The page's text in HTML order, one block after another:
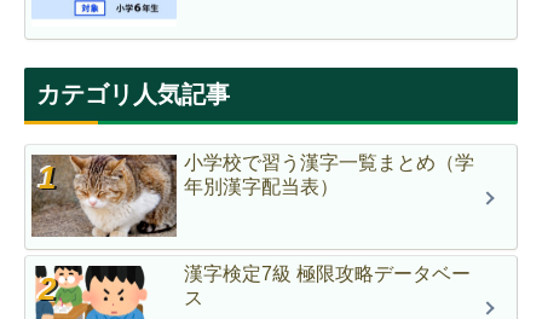
カテゴリ人気記事
小学校で習う漢字一覧まとめ（学
年別漢字配当表）
漢字検定7級 極限攻略データベー
ス